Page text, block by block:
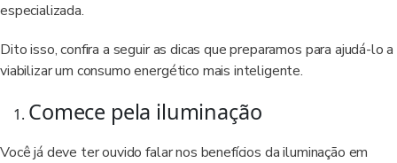
especializada.
Dito isso, confira a seguir as dicas que preparamos para ajudá-lo a
viabilizar um consumo energético mais inteligente.
Comece pela iluminação
Você já deve ter ouvido falar nos benefícios da iluminação em